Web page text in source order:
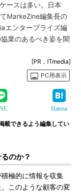
ースは多い。日本
MarkeZine編集長の
エンタープライズ編
業のあるべき姿を聞
[PR，ITmedia]
PC用表示
Hatena
載できるよう編集してい
のか？
極的に情報を収集
このような顧客の変